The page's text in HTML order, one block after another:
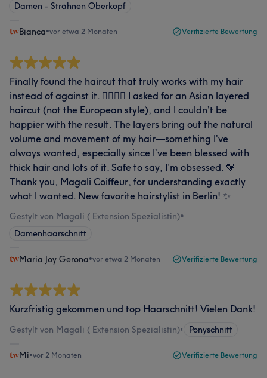
Damen - Strähnen Oberkopf
Bianca•vor etwa 2 Monaten Verifizierte Bewertung
Finally found the haircut that truly works with my hair
instead of against it. 💇🏻‍♀️✨ I asked for an Asian layered
haircut (not the European style), and I couldn’t be
happier with the result. The layers bring out the natural
volume and movement of my hair—something I’ve
always wanted, especially since I’ve been blessed with
thick hair and lots of it. Safe to say, I’m obsessed. 🤎
Thank you, Magali Coiffeur, for understanding exactly
what I wanted. New favorite hairstylist in Berlin! ✨
Gestylt von Magali ( Extension Spezialistin)•
Damenhaarschnitt
Maria Joy Gerona•vor etwa 2 Monaten Verifizierte Bewertung
Kurzfristig gekommen und top Haarschnitt! Vielen Dank!
Gestylt von Magali ( Extension Spezialistin)• Ponyschnitt
Mi•vor 2 Monaten Verifizierte Bewertung